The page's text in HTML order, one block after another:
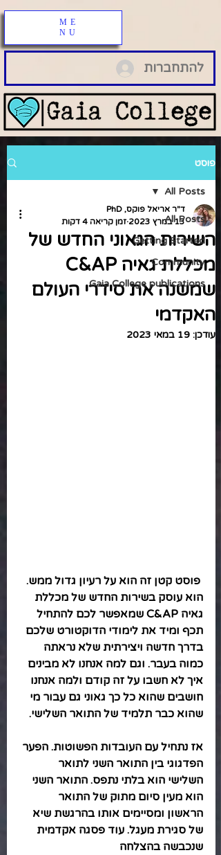
ME
NU
להתחברות
פוסט
All Posts
Getting Started
Community
Gaia College publications
All Posts
השירות הגאוני החדש של
מכללת גאיה C&AP
שמשנה את סידרי העולם
האקדמי
ד"ר אריאל פוקס, PhD
13 במרץ 2023
זמן קריאה 4 דקות
עודכן: 19 במאי 2023
פוסט קטן זה הוא על רעיון גדול ממש.
הוא עוסק בשירות החדש של מכללת
גאיה C&AP שמאפשר לכם להתחיל
תכף ומיד את לימודי הדוקטורט שלכם
בדרך חדשה ויצירתית שלא נראתה
כמוה בעבר. וגם למה אנחנו לא מבינים
איך לא חשבו על זה קודם ולמה אנחנו
חושבים שהוא כל כך גאוני גם עבור מי
שהוא כבר תלמיד של התואר השלישי.
אז נתחיל עם העובדות הפשוטות. הפער
הפדגוגי בין התואר השני לתואר
השלישי הוא בלתי נתפס. התואר השני
הוא מעין סיום מתוק של התואר
הראשון ומסיימים אותו בהרגשת שיא
של סגירת מעגל. עוד פסגה אקדמית
שנכבשה בהצלחה